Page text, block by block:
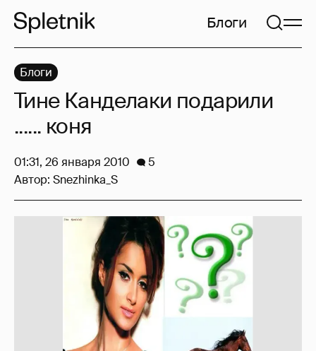
Блоги
Блоги
Тине Канделаки подарили
...... коня
01:31, 26 января 2010
5
Автор: Snezhinka_S